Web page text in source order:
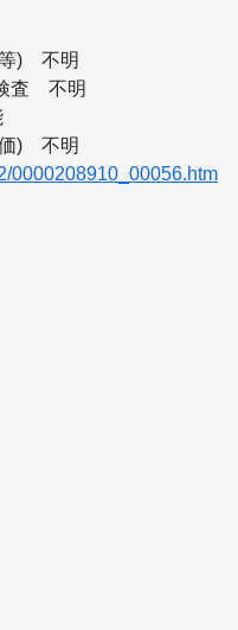
等) 不明
査 不明
価) 不明
0000208910_00056.htm